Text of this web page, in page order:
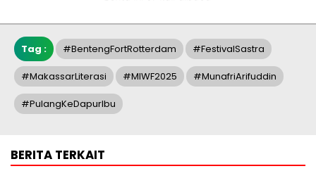
Tag : #BentengFortRotterdam #FestivalSastra
#MakassarLiterasi #MIWF2025 #MunafriArifuddin
#PulangKeDapurIbu
BERITA TERKAIT